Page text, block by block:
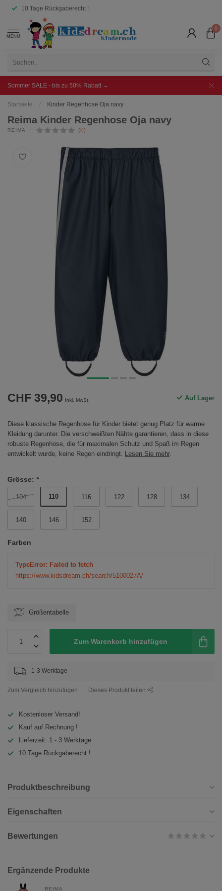
10 Tage Rückgaberecht !
MENU
0
Sommer SALE - bis zu 50% Rabatt →
Startseite / Kinder Regenhose Oja navy
Reima Kinder Regenhose Oja navy
REIMA (0)
CHF 39,90 Inkl. MwSt. Auf Lager
Diese klassische Regenhose für Kinder bietet genug Platz für warme
Kleidung darunter. Die verschweißten Nähte garantieren, dass in diese
robuste Regenhose, die für maximalen Schutz und Spaß im Regen
entwickelt wurde, keine Regen eindringt. Lesen Sie mehr.
Grösse: *
104 110 116 122 128 134
140 146 152
Farben
TypeError: Failed to fetch
https://www.kidsdream.ch/search/5100027A/
Größentabelle
Zum Warenkorb hinzufügen
1-3 Werktage
Zum Vergleich hinzufügen Dieses Produkt teilen
Kostenloser Versand!
Kauf auf Rechnung !
Lieferzeit: 1 - 3 Werktage
10 Tage Rückgaberecht !
Produktbeschreibung
Eigenschaften
Bewertungen
Ergänzende Produkte
REIMA